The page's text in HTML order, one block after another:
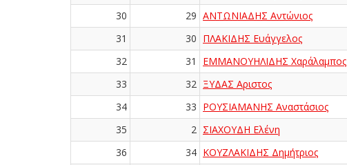
30
29 ΑΝΤΩΝΙΑΔΗΣ Αντώνιος
31
30 ΠΛΑΚΙΔΗΣ Ευάγγελος
32
31 ΕΜΜΑΝΟΥΗΛΙΔΗΣ Χαράλαμπος
33
32 ΞΥΔΑΣ Αριστος
34
33 ΡΟΥΣΙΑΜΑΝΗΣ Αναστάσιος
35
2 ΣΙΑΧΟΥΔΗ Ελένη
36
34 ΚΟΥΖΛΑΚΙΔΗΣ Δημήτριος